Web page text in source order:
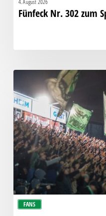
4. August 2026
Fünfeck Nr. 302 zum
FANS
zum
Auswärtsspiel
beim
BFC
Dynamo